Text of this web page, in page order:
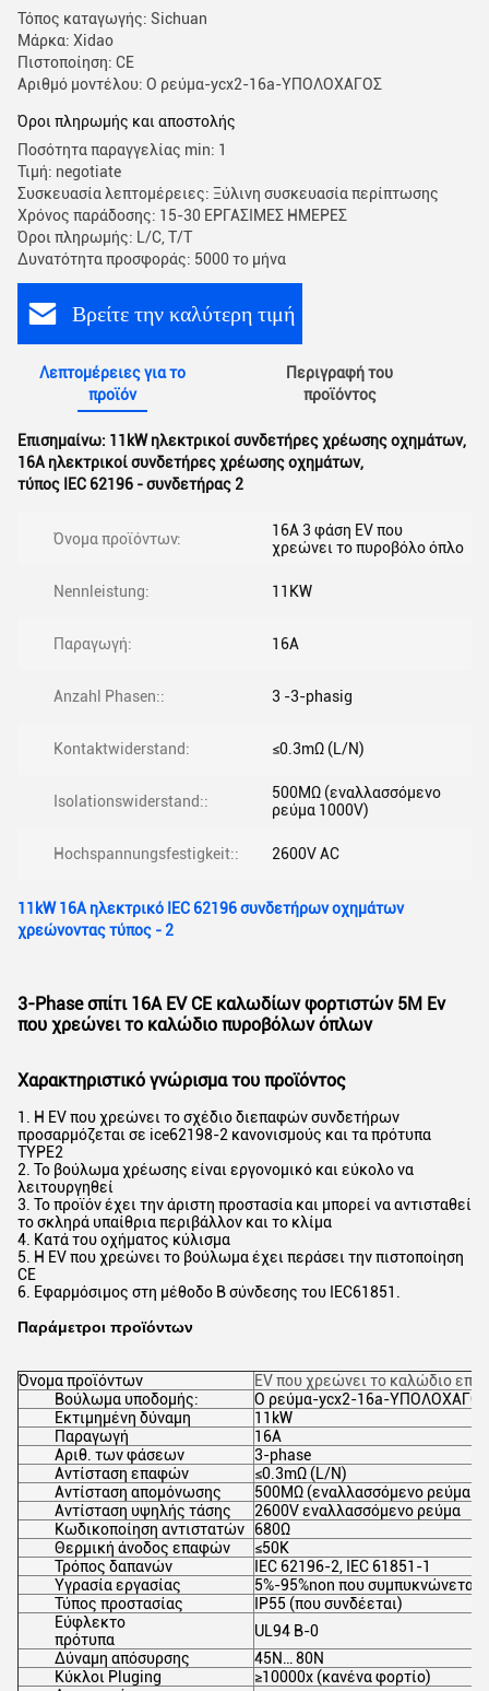
Τόπος καταγωγής: Sichuan
Μάρκα: Xidao
Πιστοποίηση: CE
Αριθμό μοντέλου: Ο ρεύμα-ycx2-16a-ΥΠΟΛΟΧΑΓΟΣ
Όροι πληρωμής και αποστολής
Ποσότητα παραγγελίας min: 1
Τιμή: negotiate
Συσκευασία λεπτομέρειες: Ξύλινη συσκευασία περίπτωσης
Χρόνος παράδοσης: 15-30 ΕΡΓΑΣΙΜΕΣ ΗΜΕΡΕΣ
Όροι πληρωμής: L/C, T/T
Δυνατότητα προσφοράς: 5000 το μήνα
Βρείτε την καλύτερη τιμή
Λεπτομέρειες για το
προϊόν
Περιγραφή του
προϊόντος
Επισημαίνω: 11kW ηλεκτρικοί συνδετήρες χρέωσης οχημάτων,
16A ηλεκτρικοί συνδετήρες χρέωσης οχημάτων,
τύπος IEC 62196 - συνδετήρας 2
Όνομα προϊόντων:
16A 3 φάση EV που
χρεώνει το πυροβόλο όπλο
Nennleistung: 11KW
Παραγωγή: 16A
Anzahl Phasen:: 3 -3-phasig
Kontaktwiderstand: ≤0.3mΩ (L/N)
Isolationswiderstand::
500MΩ (εναλλασσόμενο
ρεύμα 1000V)
Hochspannungsfestigkeit:: 2600V AC
11kW 16A ηλεκτρικό IEC 62196 συνδετήρων οχημάτων
χρεώνοντας τύπος - 2
3-Phase σπίτι 16A EV CE καλωδίων φορτιστών 5M Ev
που χρεώνει το καλώδιο πυροβόλων όπλων
Χαρακτηριστικό γνώρισμα του προϊόντος
1. Η EV που χρεώνει το σχέδιο διεπαφών συνδετήρων
προσαρμόζεται σε ice62198-2 κανονισμούς και τα πρότυπα
TYPE2
2. Το βούλωμα χρέωσης είναι εργονομικό και εύκολο να
λειτουργηθεί
3. Το προϊόν έχει την άριστη προστασία και μπορεί να αντισταθεί
το σκληρά υπαίθρια περιβάλλον και το κλίμα
4. Κατά του οχήματος κύλισμα
5. Η EV που χρεώνει το βούλωμα έχει περάσει την πιστοποίηση
CE
6. Εφαρμόσιμος στη μέθοδο Β σύνδεσης του IEC61851.
Παράμετροι προϊόντων
Όνομα προϊόντων EVπου χρεώνει το καλώδιο
Βούλωμα υποδομής:
Ο ρεύμα-ycx2-16a-ΥΠΟΛΟΧΑΓΟΣ
Εκτιμημένη δύναμη
11kW
Παραγωγή
16A
Αριθ. των φάσεων
3-phase
Αντίσταση επαφών
≤0.3mΩ (L/N)
Αντίσταση απομόνωσης
500MΩ (εναλλασσόμενο ρεύμα
Αντίσταση υψηλής τάσης
2600V εναλλασσόμενο ρεύμα
Κωδικοποίηση αντιστατών
680Ω
Θερμική άνοδος επαφών
≤50K
Τρόπος δαπανών
IEC 62196-2, IEC 61851-1
Υγρασία εργασίας
5%-95%non που συμπυκνώνεται
Τύπος προστασίας
IP55 (που συνδέεται)
Εύφλεκτο
πρότυπα
UL94 Β-0
Δύναμη απόσυρσης
45N… 80N
Κύκλοι Pluging
≥10000x (κανένα φορτίο)